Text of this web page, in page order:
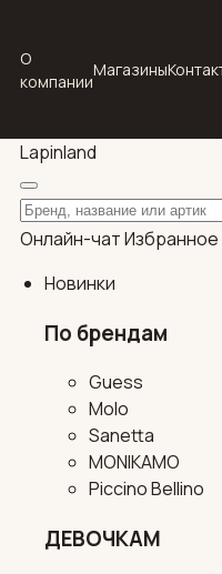
О
компании
Магазины
Lapinland
Поиск по каталогу
Онлайн-чатИзбранное
Новинки
По брендам
Guess
Molo
Sanetta
MONIKAMO
Piccino Bellino
ДЕВОЧКАМ